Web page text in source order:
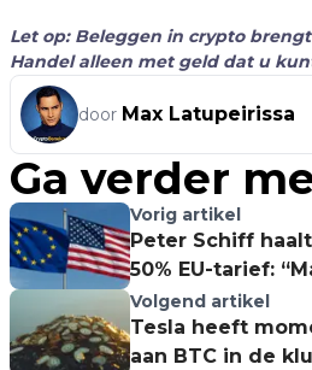
Let op: Beleggen in crypto brengt
Handel alleen met geld dat u
door Max Latupeirissa
Ga verder
Vorig artikel
Peter Schiff
50% EU-tarief:
insiders!”
Volgend artikel
Tesla heeft
aan BTC in de